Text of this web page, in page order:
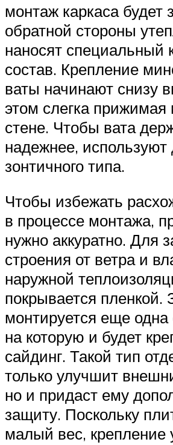
монтаж каркаса будет
обратной стороны
наносят специальный
состав. Крепление
ваты начинают снизу
этом слегка прижимая
стене. Чтобы вата
надежнее,
зонтичного типа.
Чтобы избежать
в процессе монтажа,
нужно аккуратно. Для
строения от ветра и
наружной
покрывается пленкой.
монтируется еще
на которую и будет
сайдинг. Такой тип
только улучшит
но и придаст ему
защиту. Поскольку
малый вес, крепление